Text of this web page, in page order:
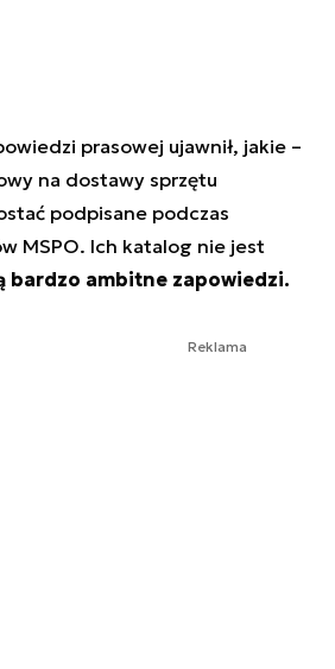
prasowej ujawnił, jakie –
na dostawy sprzętu
podpisane podczas
MSPO. Ich katalog nie jest
bardzo ambitne zapowiedzi.
Reklama